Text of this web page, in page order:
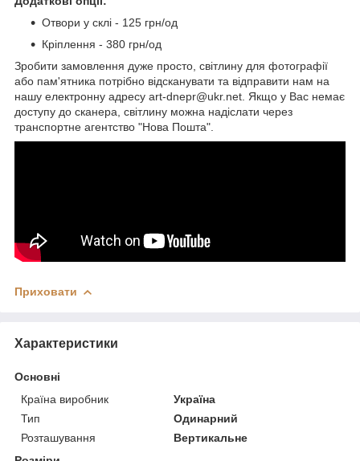
Отвори у склі - 125 грн/од
Кріплення - 380 грн/од
Зробити замовлення дуже просто, світлину для фотографії
або пам'ятника потрібно відсканувати та відправити нам на
нашу електронну адресу art-dnepr@ukr.net. Якщо у Вас немає
доступу до сканера, світлину можна надіслати через
транспортне агентство "Нова Пошта".
Приховати
Характеристики
Основні
Країна виробник
Україна
Тип
Одинарний
Розташування
Вертикальне